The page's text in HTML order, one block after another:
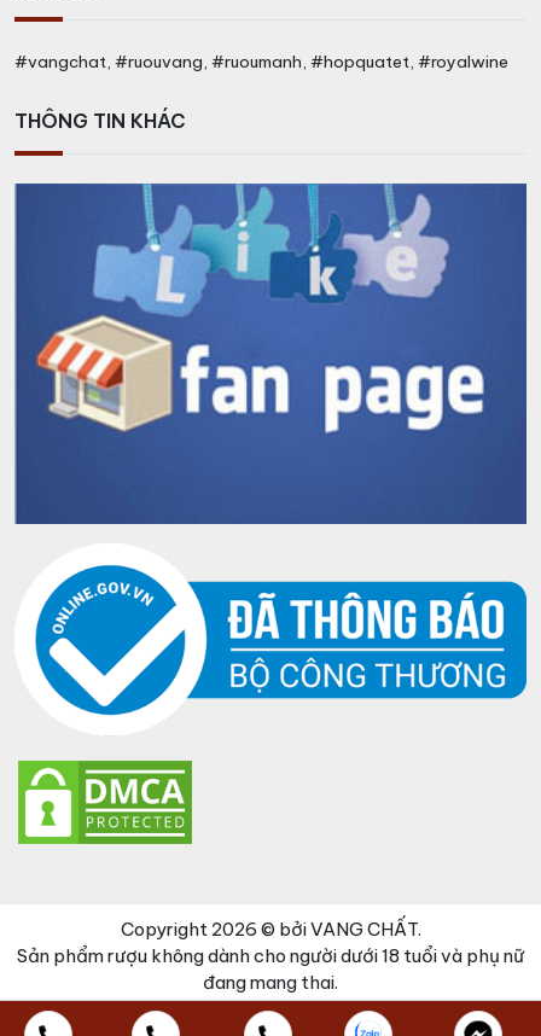
#vangchat, #ruouvang, #ruoumanh, #hopquatet, #royalwine
THÔNG TIN KHÁC
Copyright 2026 © bởi VANG CHẤT.
Sản phẩm rượu không dành cho người dưới 18 tuổi và phụ nữ
đang mang thai.